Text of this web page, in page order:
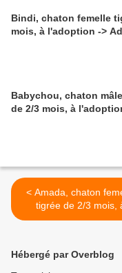
Bindi, chaton femelle
mois, à l'adoption ->
Babychou, chaton
de 2/3 mois, à
< Amada, chaton femelle
tigrée de 2/3 mois,
l'adoption ->
Hébergé par Overblog